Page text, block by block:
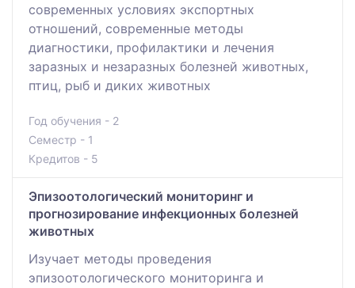
современных условиях экспортных
отношений, современные методы
диагностики, профилактики и лечения
заразных и незаразных болезней животных,
птиц, рыб и диких животных
Год обучения - 2
Семестр - 1
Кредитов - 5
Эпизоотологический мониторинг и
прогнозирование инфекционных болезней
животных
Изучает методы проведения
эпизоотологического мониторинга и